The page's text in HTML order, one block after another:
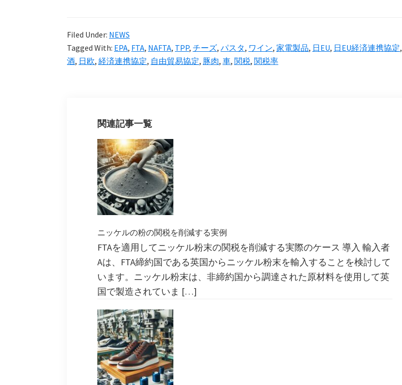
Filed Under: NEWS
Tagged With: EPA, FTA, NAFTA, TPP, チーズ, パスタ, ワイン, 家電製品, 日EU, 日EU経済連携協定,
酒, 日欧, 経済連携協定, 自由貿易協定, 豚肉, 車, 関税, 関税率
関連記事一覧
ニッケルの粉の関税を削減する実例
FTAを適用してニッケル粉末の関税を削減する実際のケース 導入 輸入者
Aは、FTA締約国である英国からニッケル粉末を輸入することを検討して
います。ニッケル粉末は、非締約国から調達された原材料を使用して英
国で製造されていま […]